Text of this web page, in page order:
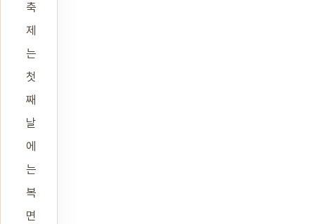
축
제
는
첫
째
날
에
는
복
면